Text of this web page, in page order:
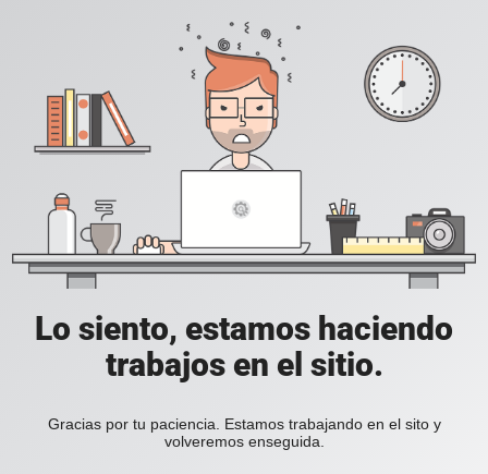
Lo siento, estamos haciendo
trabajos en el sitio.
Gracias por tu paciencia. Estamos trabajando en el sito y
volveremos enseguida.